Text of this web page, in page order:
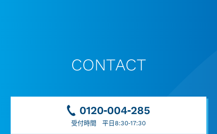
CONTACT
0120-004-285
受付時間 平日8:30-17:30